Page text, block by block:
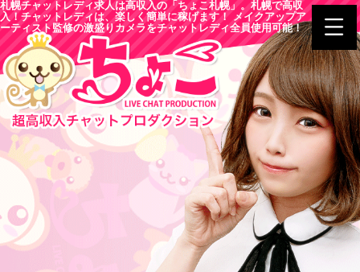
札幌チャットレディ求人は高収入の「ちょこ札幌」。札幌で高収
入！チャットレディは、楽しく簡単に稼げます！ メイクアップア
ーティスト監修の激盛りカメラをチャットレディ全員使用可能！